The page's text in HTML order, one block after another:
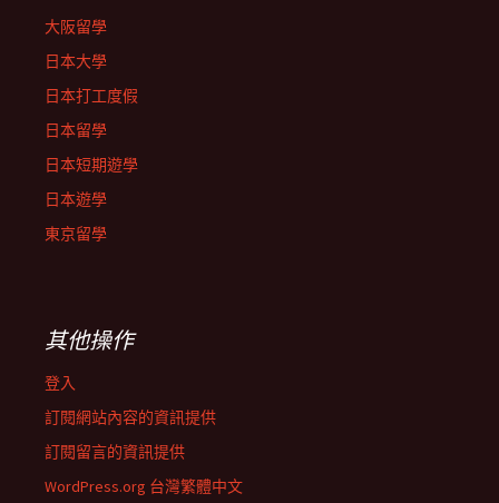
大阪留學
日本大學
日本打工度假
日本留學
日本短期遊學
日本遊學
東京留學
其他操作
登入
訂閱網站內容的資訊提供
訂閱留言的資訊提供
WordPress.org 台灣繁體中文